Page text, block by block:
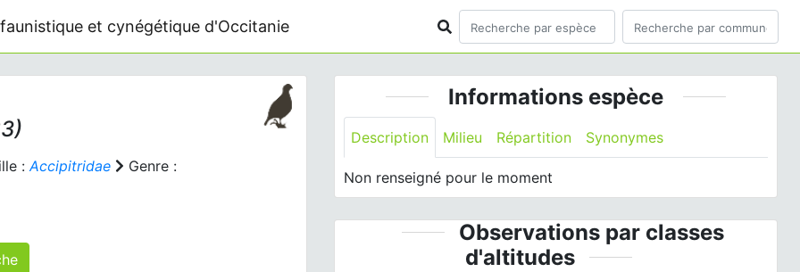
et cynégétique d'Occitanie
:Accipitridae Genre :
sur cette fiche
Informations espèce
Description Milieu Répartition Synonymes
Non renseigné pour le moment
Observations par classes
d'altitudes